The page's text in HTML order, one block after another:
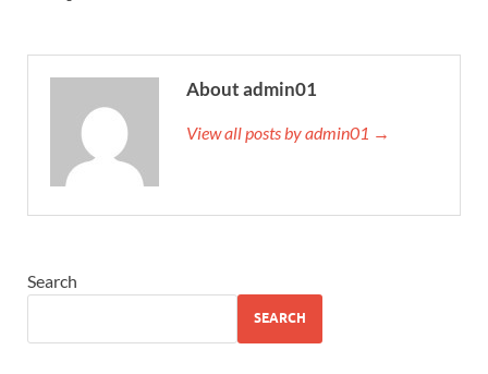
About admin01
View all posts by admin01 →
Search
SEARCH